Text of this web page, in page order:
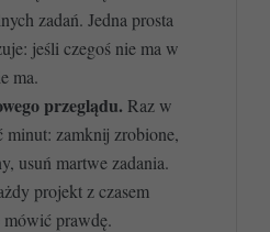
zadań. Jedna prosta
jeśli czegoś nie ma w
ma.
przeglądu. Raz w
minut: zamknij zrobione,
usuń martwe zadania.
projekt z czasem
mówić prawdę.